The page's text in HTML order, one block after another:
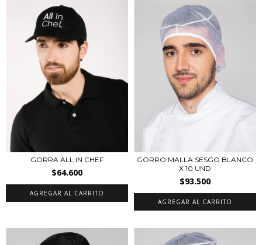
GORRA ALL IN CHEF
$64.600
AGREGAR AL CARRITO
GORRO MALLA SESGO BLANCO
X 10 UND
$93.500